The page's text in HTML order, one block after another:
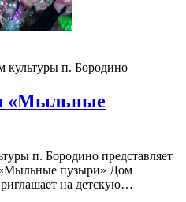
культуры п. Бородино
«Мыльные
п. Бородино представляет
«Мыльные пузыри» Дом
на детскую…